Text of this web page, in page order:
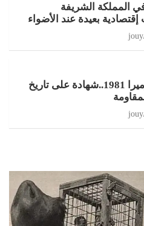
في المملكة الشريفة
بعيدة عند الأضواء
jouy
انتفاضة الكوميرا 1981..شهادة على تاريخ
jouy